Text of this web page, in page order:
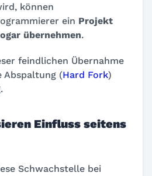
können
ein Projekt
übernehmen.
feindlichen Übernahme
Abspaltung (Hard Fork)
Einfluss seitens
Schwachstelle bei